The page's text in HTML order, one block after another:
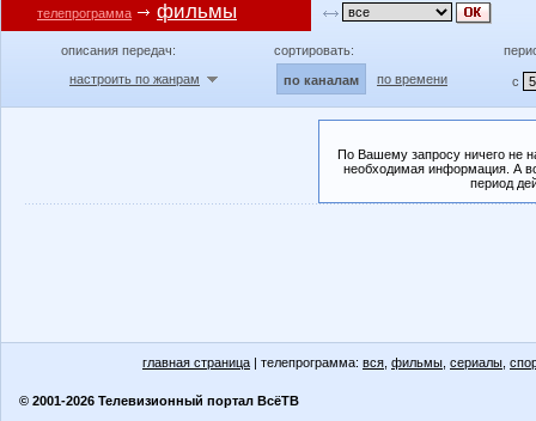
телепрограмма фильмы
описания передач:
настроить по жанрам
сортировать:
по каналам по времени с
По Вашему запросу ничего не
необходимая информация. А
период
главная страница | телепрограмма: вся фильмы сериалы
© 2001-2026 Телевизионный портал ВсёТВ